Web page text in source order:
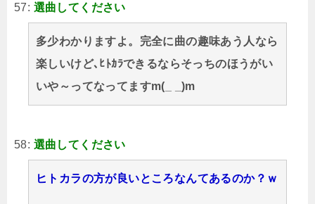
57: 選曲してください
多少わかりますよ。完全に曲の趣味あう人なら
楽しいけど､ﾋﾄｶﾗできるならそっちのほうがい
いや～ってなってますm(_ _)m
58: 選曲してください
ヒトカラの方が良いところなんてあるのか？ｗ